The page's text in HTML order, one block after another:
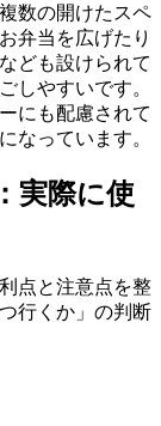
数の開けたスペ
弁当を広げたり
ども設けられて
しやすいです。
にも配慮されて
なっています。
実際に使
点と注意点を整
行くか」の判断